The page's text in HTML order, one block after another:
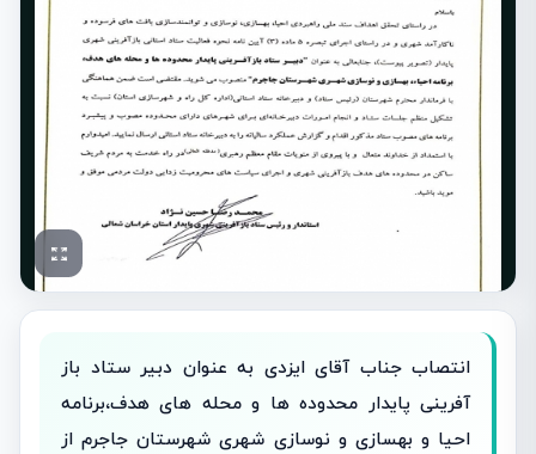
انتصاب جناب آقای ایزدی به عنوان دبیر ستاد باز
آفرینی پایدار محدوده ها و محله های هدف،برنامه
احیا و بهسازی و نوسازی شهری شهرستان جاجرم از